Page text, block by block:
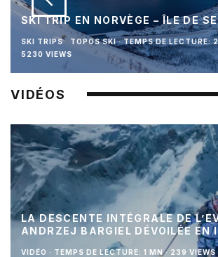
SKI TRIP EN NORVÈGE – ÎLE DE
SKI TRIPS TOPOS SKI · TEMPS DE LECTURE:
5230 VIEWS
VIDÉOS
LA DESCENTE INTÉGRALE DE
ANDRZEJ BARGIEL DÉVOILÉE EN
VIDÉO · TEMPS DE LECTURE: 1 MN · 239 VIEWS